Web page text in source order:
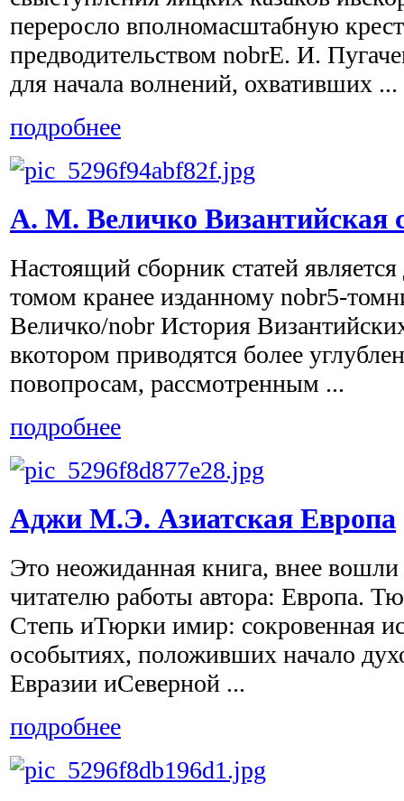
переросло вполномасштабную
предводительством nobrЕ. И.
для начала волнений, охвативших ...
подробнее
А. М. Величко Византийская
Настоящий сборник статей
томом кранее изданному nobr5-
Величко/nobr История
вкотором приводятся более
повопросам, рассмотренным ...
подробнее
Аджи М.Э. Азиатская Европа
Это неожиданная книга, внее
читателю работы автора: Европа.
Степь иТюрки имир: сокровенная
особытиях, положивших начало
Евразии иСеверной ...
подробнее